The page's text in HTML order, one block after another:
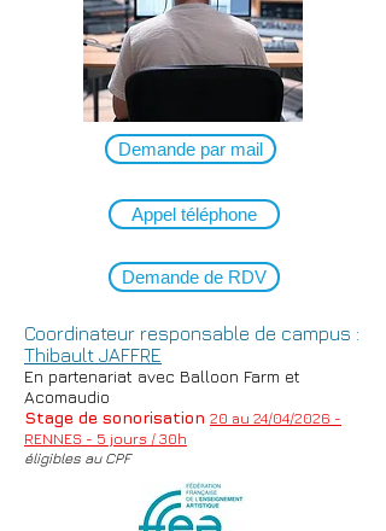
Demande par mail
Appel téléphone
Demande de RDV
Coordinateur responsable de campus :
Thibault JAFFRE
En partenariat avec Balloon Farm et
Acomaudio
Stage de sonorisation 20 au 24/04/2026 -
RENNES - 5 jours / 30h
éligibles au CPF